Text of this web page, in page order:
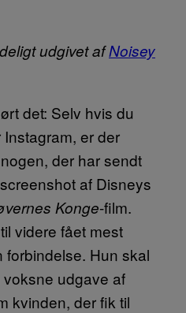
udgivet afNoisey
det: Selv hvis du
er der
der har sendt
af Disneys
Konge-film.
videre fået mest
Hun skal
udgave af
kvinden, der fik til